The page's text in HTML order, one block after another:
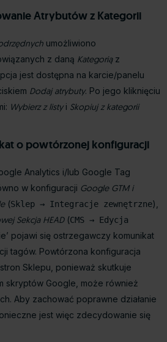
Atrybutów z Kategorii
umożliwiono
z daną Kategoriąz
jest dostępna na karcie/panelu
Dodaj atrybuty. Po jego kliknięciu
Wybierz z listyi Skopiuj z kategorii
o powtórzonej konfiguracji
Analytics i/lub Google Tag
w konfiguracji Google GTM i
(Sklep → Integracje zewnętrzne),
Sekcja HEAD(CMS → Edycja
pojawi się ostrzegawczy komunikat
tagów. Powtórzona konfiguracja
Sklepu, ponieważ skutkuje
skryptów Google, może również
Aby zachować poprawne działanie
jest więc zdecydowanie się